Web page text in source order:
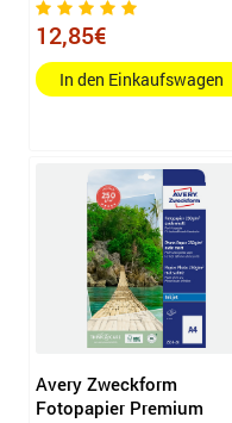
12,85€
In den Einkaufswagen
Avery Zweckform
Fotopapier Premium